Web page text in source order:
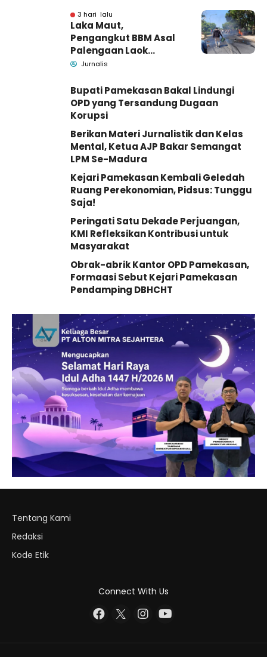
3 hari lalu
Laka Maut,
Pengangkut BBM Asal
Palengaan Laok
Pamekasan Meninggal
Jurnalis
Bupati Pamekasan Bakal Lindungi
OPD yang Tersandung Dugaan
Korupsi
Berikan Materi Jurnalistik dan Kelas
Mental, Ketua AJP Bakar Semangat
LPM Se-Madura
Kejari Pamekasan Kembali Geledah
Ruang Perekonomian, Pidsus: Tunggu
Saja!
Peringati Satu Dekade Perjuangan,
KMI Refleksikan Kontribusi untuk
Masyarakat
Obrak-abrik Kantor OPD Pamekasan,
Formaasi Sebut Kejari Pamekasan
Pendamping DBHCHT
Tentang Kami
Redaksi
Kode Etik
Connect With Us